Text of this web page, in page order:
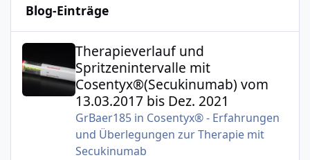
Blog-Einträge
Therapieverlauf und Spritzenintervalle mit
Therapieverlauf und
Spritzenintervalle mit
Cosentyx®(Secukinumab) vom
13.03.2017 bis Dez. 2021
GrBaer185in Cosentyx® - Erfahrungen
und Überlegungen zur Therapie mit
Secukinumab